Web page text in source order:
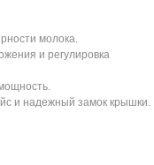
молока.
и регулировка
и надежный замок крышки.